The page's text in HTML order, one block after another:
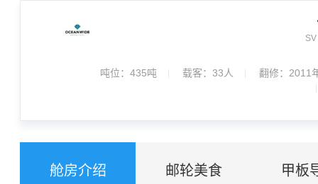
于1924年，1994年改建成三桅杆引擎动力帆船，达到SOLAS标
吨位： 435吨 载客： 33人 翻修：2011
舱房介绍 邮轮美食 甲板